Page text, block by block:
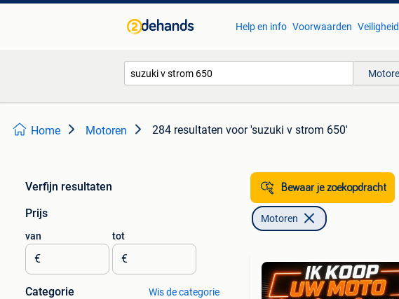
Help en info Voorwaarden
Home Motoren 284 resultaten voor 'suzuki v strom 650'
Verfijn resultaten
Prijs
van
€
tot
€
Categorie Wis de categorie
Bewaar je zoekopdracht
Motoren